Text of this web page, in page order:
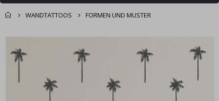
WANDTATTOOS FORMEN UND MUSTER
Sie könnten auch
darunter leiden ✔
Zur Kasse
Ende
springen